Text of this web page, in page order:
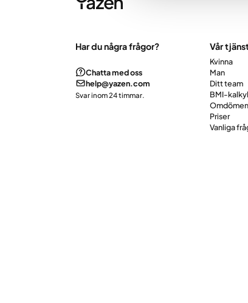
Har du några frågor?
Chatta med oss
help@yazen.com
Svar inom 24 timmar.
Vår
Kvinna
Man
Ditt team
BMI-
Omdömen
Priser
Vanliga